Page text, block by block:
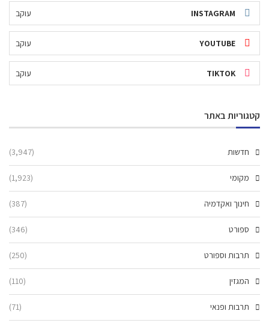
INSTAGRAM עוקב
YOUTUBE עוקב
TIKTOK עוקב
קטגוריות באתר
חדשות (3,947)
מקומי (1,923)
חינוך ואקדמיה (387)
ספורט (346)
תרבות וספורט (250)
המגזין (110)
תרבות ופנאי (71)